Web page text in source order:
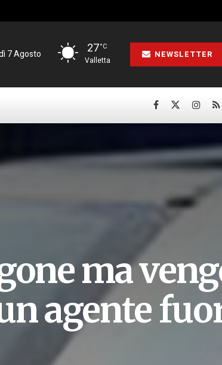
7 Agosto 27°C
Valletta
NEWSLETTER
ma
agente